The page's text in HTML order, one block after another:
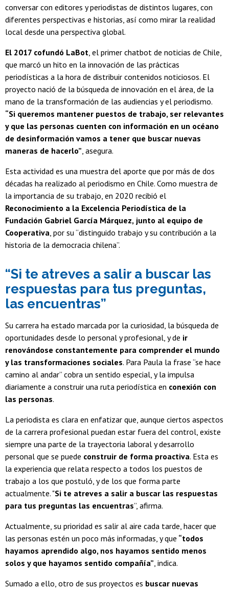
conversar con editores y periodistas de distintos lugares, con
diferentes perspectivas e historias, así como mirar la realidad
local desde una perspectiva global.
El 2017 cofundó LaBot, el primer chatbot de noticias de Chile,
que marcó un hito en la innovación de las prácticas
periodísticas a la hora de distribuir contenidos noticiosos. El
proyecto nació de la búsqueda de innovación en el área, de la
mano de la transformación de las audiencias y el periodismo.
“Si queremos mantener puestos de trabajo, ser relevantes
y que las personas cuenten con información en un océano
de desinformación vamos a tener que buscar nuevas
maneras de hacerlo”, asegura.
Esta actividad es una muestra del aporte que por más de dos
décadas ha realizado al periodismo en Chile. Como muestra de
la importancia de su trabajo, en 2020 recibió el
Reconocimiento a la Excelencia Periodística de la
Fundación Gabriel García Márquez, junto al equipo de
Cooperativa, por su “distinguido trabajo y su contribución a la
historia de la democracia chilena”.
“Si te atreves a salir a buscar las
respuestas para tus preguntas,
las encuentras”
Su carrera ha estado marcada por la curiosidad, la búsqueda de
oportunidades desde lo personal y profesional, y de ir
renovándose constantemente para comprender el mundo
y las transformaciones sociales. Para Paula la frase “se hace
camino al andar” cobra un sentido especial, y la impulsa
diariamente a construir una ruta periodística en conexión con
las personas.
La periodista es clara en enfatizar que, aunque ciertos aspectos
de la carrera profesional puedan estar fuera del control, existe
siempre una parte de la trayectoria laboral y desarrollo
personal que se puede construir de forma proactiva. Esta es
la experiencia que relata respecto a todos los puestos de
trabajo a los que postuló, y de los que forma parte
actualmente. "Si te atreves a salir a buscar las respuestas
para tus preguntas las encuentras”, afirma.
Actualmente, su prioridad es salir al aire cada tarde, hacer que
las personas estén un poco más informadas, y que “todos
hayamos aprendido algo, nos hayamos sentido menos
solos y que hayamos sentido compañía”, indica.
Sumado a ello, otro de sus proyectos es buscar nuevas